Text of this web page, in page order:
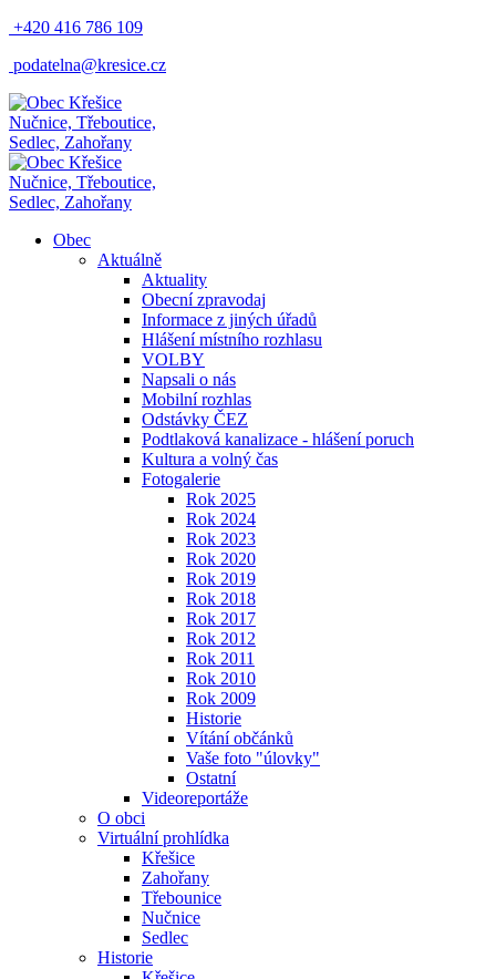
+420 416 786 109
podatelna@kresice.cz
Nučnice, Třeboutice,
Sedlec, Zahořany
Nučnice, Třeboutice,
Sedlec, Zahořany
Obec
Aktuálně
Aktuality
Obecní zpravodaj
Informace z jiných úřadů
Hlášení místního rozhlasu
VOLBY
Napsali o nás
Mobilní rozhlas
Odstávky ČEZ
Podtlaková kanalizace - hlášení poruch
Kultura a volný čas
Fotogalerie
Rok 2025
Rok 2024
Rok 2023
Rok 2020
Rok 2019
Rok 2018
Rok 2017
Rok 2012
Rok 2011
Rok 2010
Rok 2009
Historie
Vítání občánků
Vaše foto "úlovky"
Ostatní
Videoreportáže
O obci
Virtuální prohlídka
Křešice
Zahořany
Třebounice
Nučnice
Sedlec
Historie